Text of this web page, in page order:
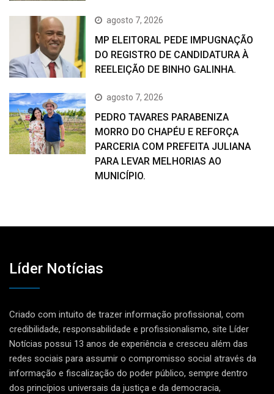
agosto 7, 2026
MP ELEITORAL PEDE IMPUGNAÇÃO
DO REGISTRO DE CANDIDATURA À
REELEIÇÃO DE BINHO GALINHA.
agosto 7, 2026
PEDRO TAVARES PARABENIZA
MORRO DO CHAPÉU E REFORÇA
PARCERIA COM PREFEITA JULIANA
PARA LEVAR MELHORIAS AO
MUNICÍPIO.
Líder Notícias
Criado com intuito de trazer informação profissional, com
credibilidade, responsabilidade e profissionalismo, site Líder
Notícias possui 13 anos de experiência e cresceu além das
redes sociais para assumir o compromisso social através da
informação e fiscalização do poder público, sempre dentro
dos princípios universais da justiça e da democracia,